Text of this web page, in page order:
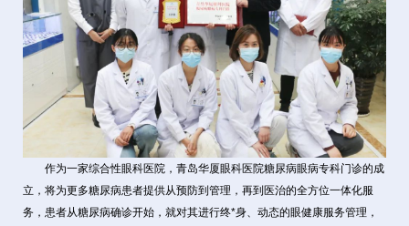
作为一家综合性眼科医院，青岛华厦眼科医院糖尿病眼病专科门诊的成
立，将为更多糖尿病患者提供从预防到管理，再到医治的全方位一体化服
务，患者从糖尿病确诊开始，就对其进行终*身、动态的眼健康服务管理，